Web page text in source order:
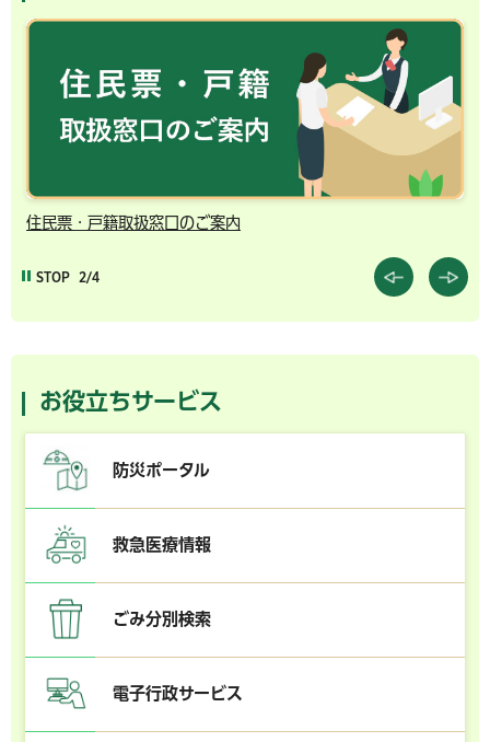
住民票・戸籍取扱窓口のご案内
STOP 2/4
お役立ちサービス
防災ポータル
救急医療情報
ごみ分別検索
電子行政サービス